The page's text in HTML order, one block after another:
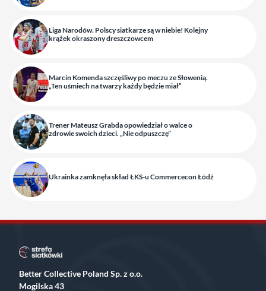
Liga Narodów. Polscy siatkarze są w niebie! Kolejny
krążek okraszony dreszczowcem
Marcin Komenda szczęśliwy po meczu ze Słowenią.
„Ten uśmiech na twarzy każdy będzie miał”
Trener Mateusz Grabda opowiedział o walce o
zdrowie swoich dzieci. „Nie odpuszczę”
Ukrainka zamknęła skład ŁKS-u Commercecon Łódź
Better Collective Poland Sp. z o.o.
Mogilska 43